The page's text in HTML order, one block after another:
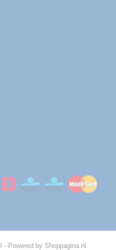
- Powered by Shoppagina.nl